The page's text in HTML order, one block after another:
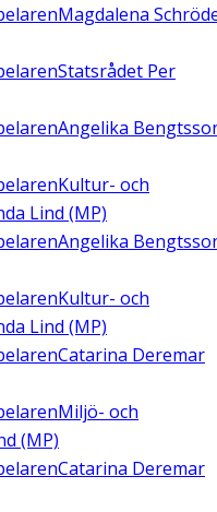
Magdalena
Statsrådet Per
Angelika
Kultur- och
Lind (MP)
Angelika
Kultur- och
Lind (MP)
Catarina Deremar
Miljö- och
(MP)
Catarina Deremar